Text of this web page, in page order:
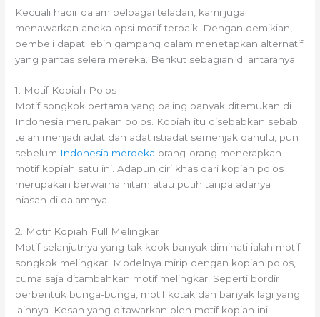
Kecuali hadir dalam pelbagai teladan, kami juga
menawarkan aneka opsi motif terbaik. Dengan demikian,
pembeli dapat lebih gampang dalam menetapkan alternatif
yang pantas selera mereka. Berikut sebagian di antaranya:
1. Motif Kopiah Polos
Motif songkok pertama yang paling banyak ditemukan di
Indonesia merupakan polos. Kopiah itu disebabkan sebab
telah menjadi adat dan adat istiadat semenjak dahulu, pun
sebelum Indonesia merdeka orang-orang menerapkan
motif kopiah satu ini. Adapun ciri khas dari kopiah polos
merupakan berwarna hitam atau putih tanpa adanya
hiasan di dalamnya.
2. Motif Kopiah Full Melingkar
Motif selanjutnya yang tak keok banyak diminati ialah motif
songkok melingkar. Modelnya mirip dengan kopiah polos,
cuma saja ditambahkan motif melingkar. Seperti bordir
berbentuk bunga-bunga, motif kotak dan banyak lagi yang
lainnya. Kesan yang ditawarkan oleh motif kopiah ini